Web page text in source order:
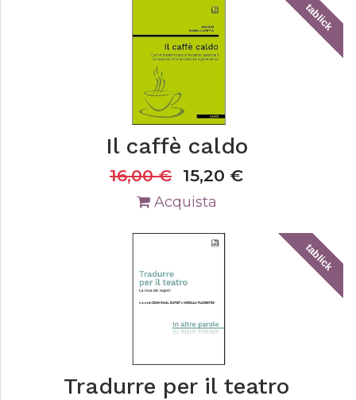
tablick
Il caffè caldo
16,00€ 15,20 €
Acquista
tablick
Tradurre per il teatro